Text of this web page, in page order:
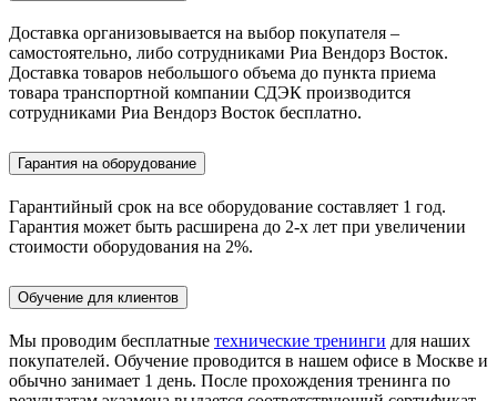
Доставка организовывается на выбор покупателя –
самостоятельно, либо сотрудниками Риа Вендорз Восток.
Доставка товаров небольшого объема до пункта приема
товара транспортной компании СДЭК производится
сотрудниками Риа Вендорз Восток бесплатно.
Гарантия на оборудование
Гарантийный срок на все оборудование составляет 1 год.
Гарантия может быть расширена до 2-х лет при увеличении
стоимости оборудования на 2%.
Обучение для клиентов
Мы проводим бесплатные технические тренинги для наших
покупателей. Обучение проводится в нашем офисе в Москве и
обычно занимает 1 день. После прохождения тренинга по